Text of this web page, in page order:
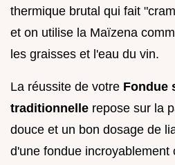
thermique brutal qui fait
et on utilise la Maïzena
les graisses et l'eau du vin.
La réussite de votre Fondue
traditionnelle repose sur la
douce et un bon dosage de
d'une fondue incroyablement